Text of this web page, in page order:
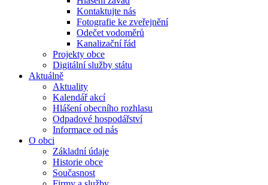
Kontaktujte nás
Fotografie ke zveřejnění
Odečet vodoměrů
Kanalizační řád
Projekty obce
Digitální služby státu
Aktuálně
Aktuality
Kalendář akcí
Hlášení obecního rozhlasu
Odpadové hospodářství
Informace od nás
O obci
Základní údaje
Historie obce
Současnost